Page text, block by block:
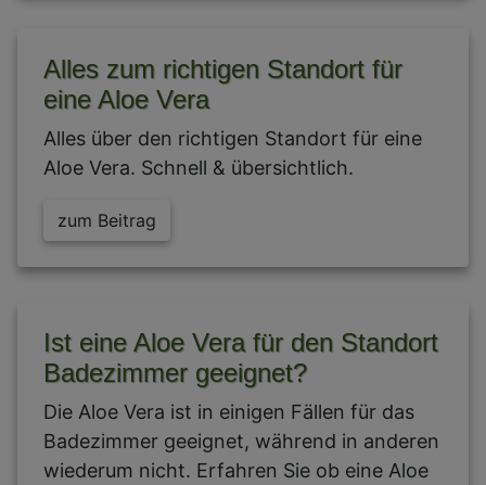
Alles zum richtigen Standort für
eine Aloe Vera
Alles über den richtigen Standort für eine
Aloe Vera. Schnell & übersichtlich.
zum Beitrag
Ist eine Aloe Vera für den Standort
Badezimmer geeignet?
Die Aloe Vera ist in einigen Fällen für das
Badezimmer geeignet, während in anderen
wiederum nicht. Erfahren Sie ob eine Aloe